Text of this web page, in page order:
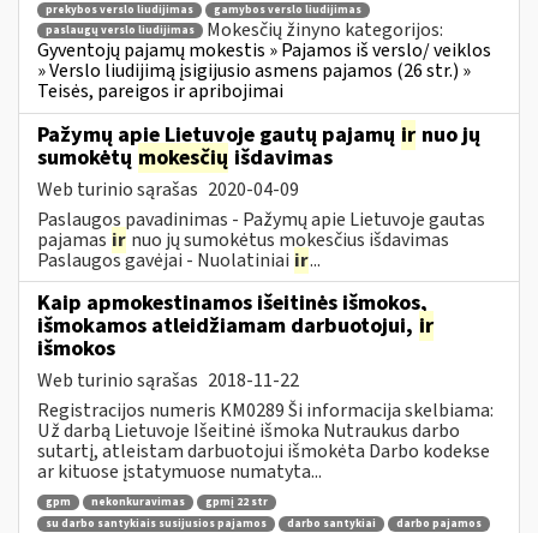
prekybos verslo liudijimas
gamybos verslo liudijimas
paslaugų verslo liudijimas
Mokesčių žinyno kategorijos:
Gyventojų pajamų mokestis » Pajamos iš verslo/ veiklos
» Verslo liudijimą įsigijusio asmens pajamos (26 str.) »
Teisės, pareigos ir apribojimai
Pažymų apie Lietuvoje gautų pajamų ir nuo jų
sumokėtų mokesčių išdavimas
Web turinio sąrašas 2020-04-09
Paslaugos pavadinimas - Pažymų apie Lietuvoje gautas
pajamas ir nuo jų sumokėtus mokesčius išdavimas
Paslaugos gavėjai - Nuolatiniai ir...
Kaip apmokestinamos išeitinės išmokos,
išmokamos atleidžiamam darbuotojui, ir
išmokos
Web turinio sąrašas 2018-11-22
Registracijos numeris KM0289 Ši informacija skelbiama:
Už darbą Lietuvoje Išeitinė išmoka Nutraukus darbo
sutartį, atleistam darbuotojui išmokėta Darbo kodekse
ar kituose įstatymuose numatyta...
gpm nekonkuravimas
gpmį 22 str
su darbo santykiais susijusios pajamos
darbo santykiai
darbo pajamos